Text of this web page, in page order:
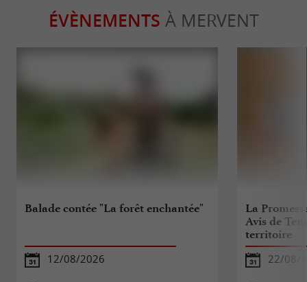
ÉVÈNEMENTS À MERVENT
Balade contée "La forêt enchantée"
12/08/2026
La
Avis de
territoire
22/08/